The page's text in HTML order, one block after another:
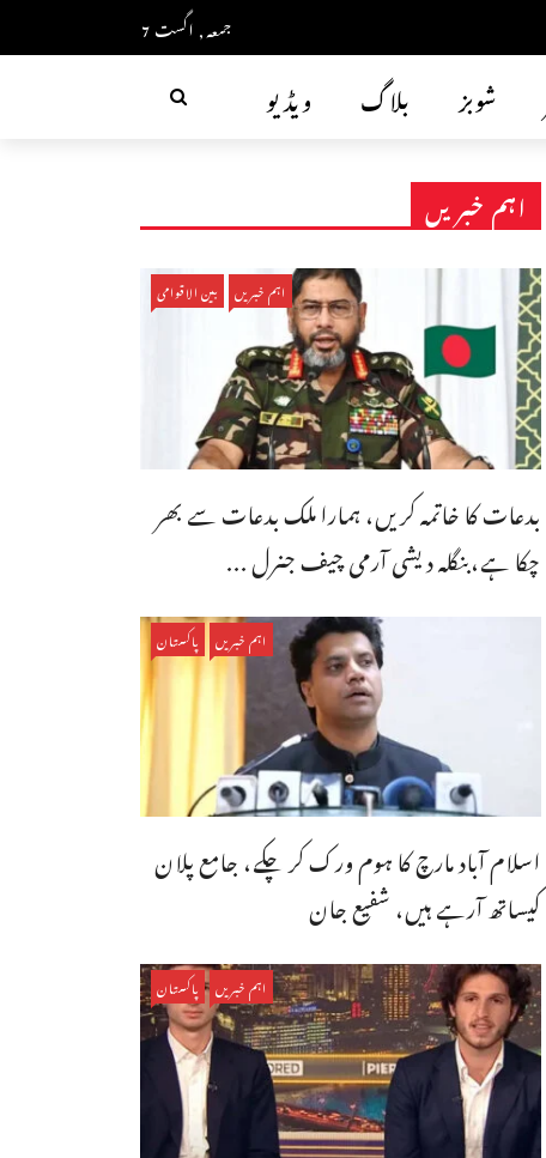
جمعہ, اگست 7
ویڈیو بلاگ شوبز
اہم خبریں
اہم خبریں بین الاقوامی
بدعات کا خاتمہ کریں، ہمارا ملک بدعات سے بھر
چکا ہے،بنگله دیشی آرمی چیف جنرل ...
اہم خبریں پاکستان
اسلام آباد مارچ کا ہوم ورک کر چکے، جامع پلان
کیساتھ آرہے ہیں، شفیع جان
اہم خبریں پاکستان